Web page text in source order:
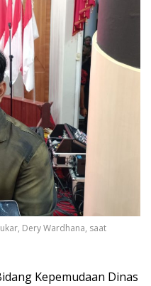
Dery Wardhana, saat
Kepemudaan Dinas